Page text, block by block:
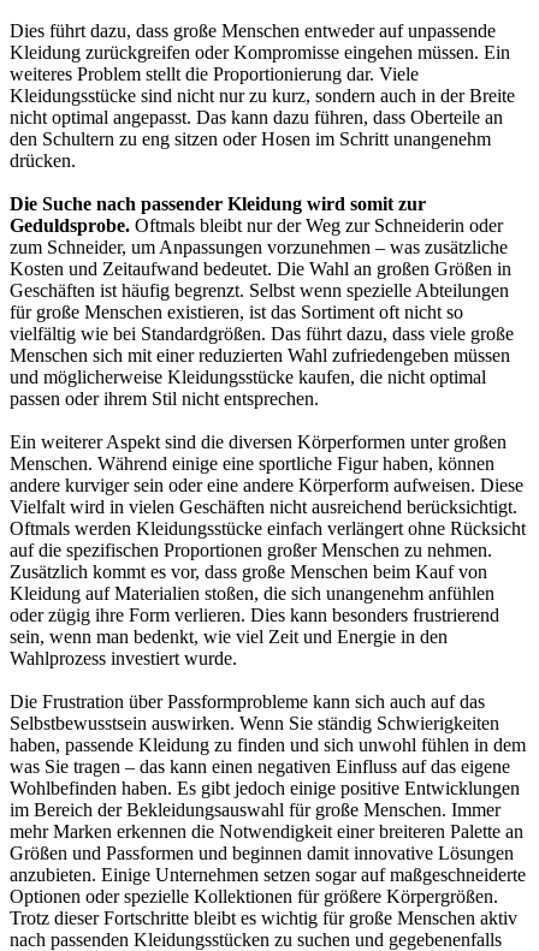
Dies führt dazu, dass große Menschen entweder auf unpassende
Kleidung zurückgreifen oder Kompromisse eingehen müssen. Ein
weiteres Problem stellt die Proportionierung dar. Viele
Kleidungsstücke sind nicht nur zu kurz, sondern auch in der Breite
nicht optimal angepasst. Das kann dazu führen, dass Oberteile an
den Schultern zu eng sitzen oder Hosen im Schritt unangenehm
drücken.
Die Suche nach passender Kleidung wird somit zur
Geduldsprobe. Oftmals bleibt nur der Weg zur Schneiderin oder
zum Schneider, um Anpassungen vorzunehmen – was zusätzliche
Kosten und Zeitaufwand bedeutet. Die Wahl an großen Größen in
Geschäften ist häufig begrenzt. Selbst wenn spezielle Abteilungen
für große Menschen existieren, ist das Sortiment oft nicht so
vielfältig wie bei Standardgrößen. Das führt dazu, dass viele große
Menschen sich mit einer reduzierten Wahl zufriedengeben müssen
und möglicherweise Kleidungsstücke kaufen, die nicht optimal
passen oder ihrem Stil nicht entsprechen.
Ein weiterer Aspekt sind die diversen Körperformen unter großen
Menschen. Während einige eine sportliche Figur haben, können
andere kurviger sein oder eine andere Körperform aufweisen. Diese
Vielfalt wird in vielen Geschäften nicht ausreichend berücksichtigt.
Oftmals werden Kleidungsstücke einfach verlängert ohne Rücksicht
auf die spezifischen Proportionen großer Menschen zu nehmen.
Zusätzlich kommt es vor, dass große Menschen beim Kauf von
Kleidung auf Materialien stoßen, die sich unangenehm anfühlen
oder zügig ihre Form verlieren. Dies kann besonders frustrierend
sein, wenn man bedenkt, wie viel Zeit und Energie in den
Wahlprozess investiert wurde.
Die Frustration über Passformprobleme kann sich auch auf das
Selbstbewusstsein auswirken. Wenn Sie ständig Schwierigkeiten
haben, passende Kleidung zu finden und sich unwohl fühlen in dem
was Sie tragen – das kann einen negativen Einfluss auf das eigene
Wohlbefinden haben. Es gibt jedoch einige positive Entwicklungen
im Bereich der Bekleidungsauswahl für große Menschen. Immer
mehr Marken erkennen die Notwendigkeit einer breiteren Palette an
Größen und Passformen und beginnen damit innovative Lösungen
anzubieten. Einige Unternehmen setzen sogar auf maßgeschneiderte
Optionen oder spezielle Kollektionen für größere Körpergrößen.
Trotz dieser Fortschritte bleibt es wichtig für große Menschen aktiv
nach passenden Kleidungsstücken zu suchen und gegebenenfalls